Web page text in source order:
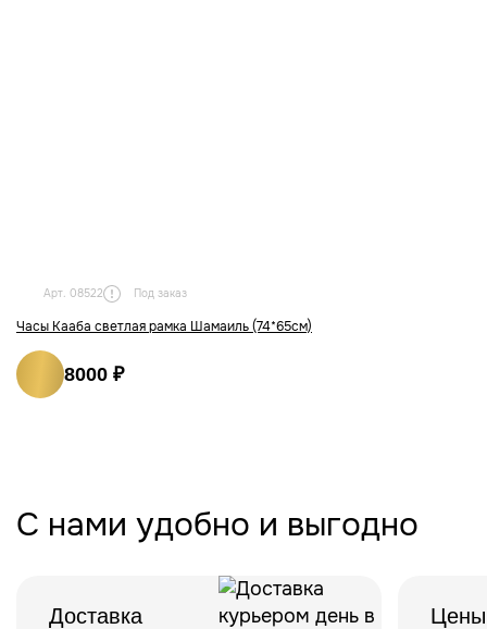
Арт. 08522 Под заказ
Часы Кааба светлая рамка Шамаиль (74*65см)
8000 ₽
С нами удобно и выгодно
Доставка